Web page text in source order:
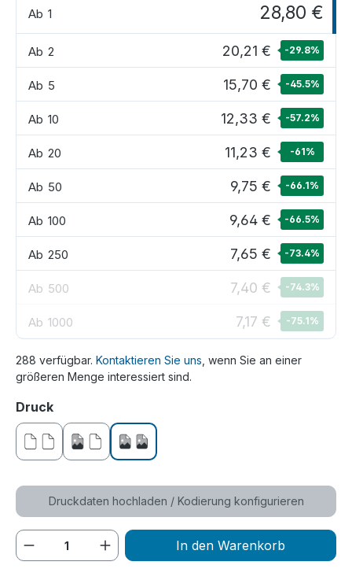
Ab 1 28,80 €
Ab 2 20,21 € -29.8%
Ab 5 15,70 € -45.5%
Ab 10 12,33 € -57.2%
Ab 20 11,23 € -61%
Ab 50 9,75 € -66.1%
Ab 100 9,64 € -66.5%
Ab 250 7,65 € -73.4%
Ab 500 7,40 € -74.3%
Ab 1000 7,17 € -75.1%
288 verfügbar. Kontaktieren Sie uns , wenn Sie an einer
größeren Menge interessiert sind.
Druckauswählen
ohne Druckeinseitig bedrucktbeidseitig bedruckt
Druckdaten hochladen / Kodierung konfigurieren
Produkt Anzahl: Gib den gewünschten
In den Warenkorb